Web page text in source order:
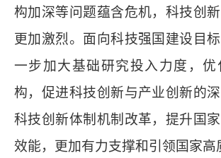
构加深等问题蕴含危机，科技创
更加激烈。面向科技强国建设目
一步加大基础研究投入力度，
构，促进科技创新与产业创新的
科技创新体制机制改革，提升国
效能，更加有力支撑和引领国家高